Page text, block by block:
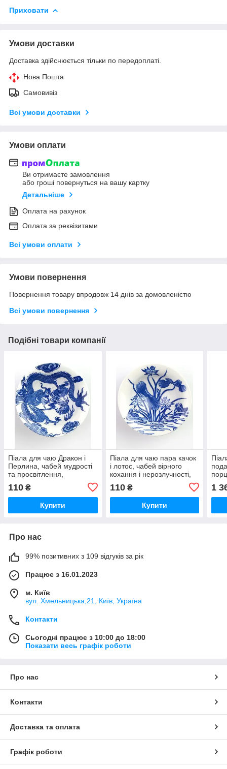
Приховати
Умови доставки
Доставка здійснюється тільки по передоплаті.
Нова Пошта
Самовивіз
Всі умови доставки
Умови оплати
Ви отримаєте замовлення
або гроші повернуться на вашу картку
Детальніше
Оплата на рахунок
Оплата за реквізитами
Всі умови оплати
Умови повернення
Повернення товару впродовж 14 днів за домовленістю
Всі умови повернення
Подібні товари компанії
Піала для чаю Дракон і
Перлина, чабей мудрості
та просвітлення,
110 ₴
Купити
Піала для чаю пара качок
і лотос, чабей вірного
кохання і нерозлучності,
110₴
Купити
1
Про нас
99% позитивних з 109 відгуків за рік
Працює з 16.01.2023
м. Київ
вул. Хмельницька,21, Київ, Україна
Контакти
Сьогодні працює з 10:00 до 18:00
Показати весь графік роботи
Про нас
Контакти
Доставка та оплата
Графік роботи